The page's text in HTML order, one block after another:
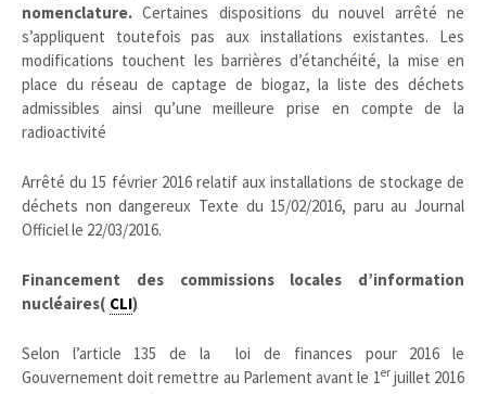
nomenclature. Certaines dispositions du nouvel arrêté ne
s’appliquent toutefois pas aux installations existantes. Les
modifications touchent les barrières d’étanchéité, la mise en
place du réseau de captage de biogaz, la liste des déchets
admissibles ainsi qu’une meilleure prise en compte de la
radioactivité
Arrêté du 15 février 2016 relatif aux installations de stockage de
déchets non dangereux Texte du 15/02/2016, paru au Journal
Officiel le 22/03/2016.
Financement des commissions locales d’information
nucléaires( CLI)
Selon l’article 135 de la loi de finances pour 2016 le
Gouvernement doit remettre au Parlement avant le 1erjuillet 2016